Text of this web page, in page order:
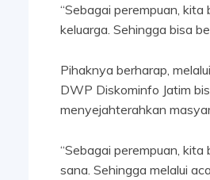
“Sebagai perempuan,
keluarga. Sehingga bisa
Pihaknya berharap,
DWP Diskominfo Jatim
menyejahterahkan
“Sebagai perempuan,
sana. Sehingga melalui